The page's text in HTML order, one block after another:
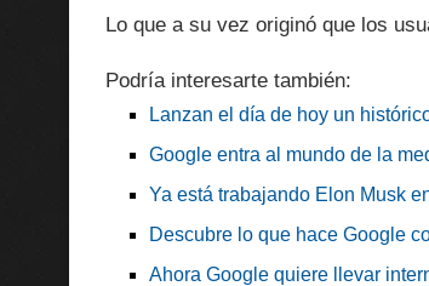
Lo que a su vez originó que los
Podría interesarte también:
Lanzan el día de hoy un
Google entra al mundo de la
Ya está trabajando Elon Musk
Descubre lo que hace Google
Ahora Google quiere llevar